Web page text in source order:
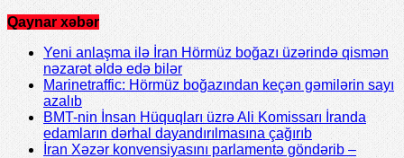
Qaynar xəbər
Yeni anlaşma ilə İran Hörmüz boğazı üzərində qismən
nəzarət əldə edə bilər
Marinetraffic: Hörmüz boğazından keçən gəmilərin sayı
azalıb
BMT-nin İnsan Hüquqları üzrə Ali Komissarı İranda
edamların dərhal dayandırılmasına çağırıb
İran Xəzər konvensiyasını parlamentə göndərib –